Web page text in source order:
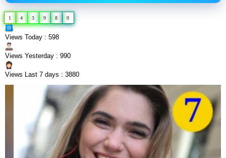
1 4 3 9 8 0
Views Today : 598
Views Yesterday : 990
Views Last 7 days : 3880